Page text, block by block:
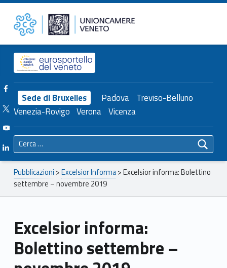
Excelsior informa: Bolettino settembre – novembre 2019 – Unioncamere del Veneto Unioncamere del Veneto
Header info sidebar
Sede di Bruxelles Padova Treviso-Belluno
Venezia-Rovigo Verona Vicenza
Facebook Unioncamere Veneto
Twitter Unioncamere Veneto
Youtube Unioncamere Veneto
Linkedin Unioncamere Veneto
Ricerca per:
Breadcrumbs navigation
Pubblicazioni >Excelsior Informa>Excelsior informa: Bolettino
settembre – novembre 2019
Excelsior informa:
Bolettino settembre –